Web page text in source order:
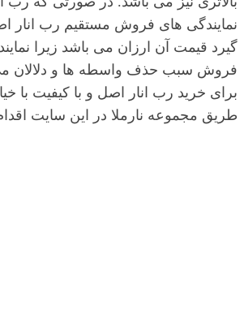
نمایندگی های فروش مستقیم رب
گیرد قیمت آن ارزان می باشد زیرا
فروش سبب حذف واسطه ها و دلالان
برای خرید رب انار اصل و با کیفیت با
طریق مجموعه نارملا در این سایت اقدام